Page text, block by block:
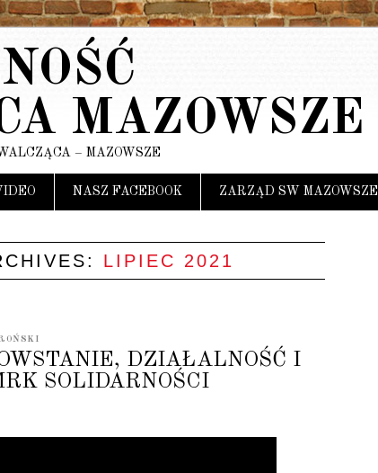
MAZOWSZE
– MAZOWSZE
NASZ FACEBOOK ZARZĄD SW MAZOWSZE
LIPIEC 2021
DZIAŁALNOŚĆ I
SOLIDARNOŚCI